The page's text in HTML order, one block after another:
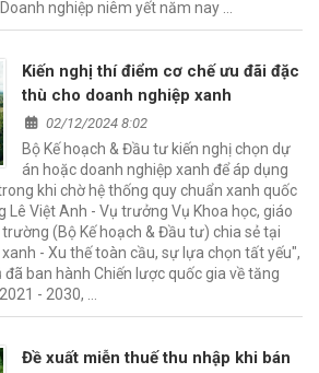
nghiệp niêm yết năm nay …
Kiến nghị thí điểm cơ chế ưu đãi đặc
thù cho doanh nghiệp xanh
02/12/2024 8:02
Bộ Kế hoạch & Đầu tư kiến nghị chọn dự
án hoặc doanh nghiệp xanh để áp dụng
khi chờ hệ thống quy chuẩn xanh quốc
Lê Việt Anh - Vụ trưởng Vụ Khoa học, giáo
(Bộ Kế hoạch & Đầu tư) chia sẻ tại
- Xu thế toàn cầu, sự lựa chọn tất yếu",
ban hành Chiến lược quốc gia về tăng
- 2030, …
Đề xuất miễn thuế thu nhập khi bán